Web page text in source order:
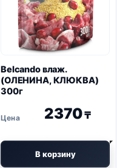
Belcando влаж.
(ОЛЕНИНА, КЛЮКВА)
300г
2370₸
В корзину